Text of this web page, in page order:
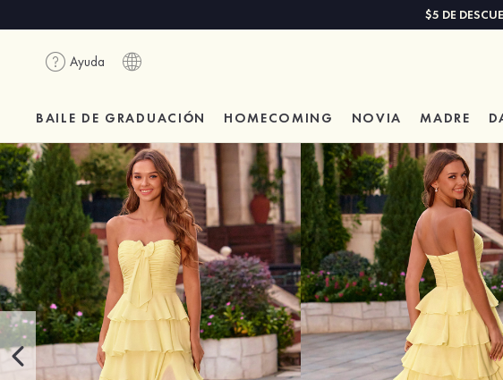
$5 DE
Ayuda
BAILE DE GRADUACIÓN HOMECOMING NOVIA MADRE